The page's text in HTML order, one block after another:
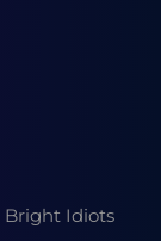
Bright Idiots